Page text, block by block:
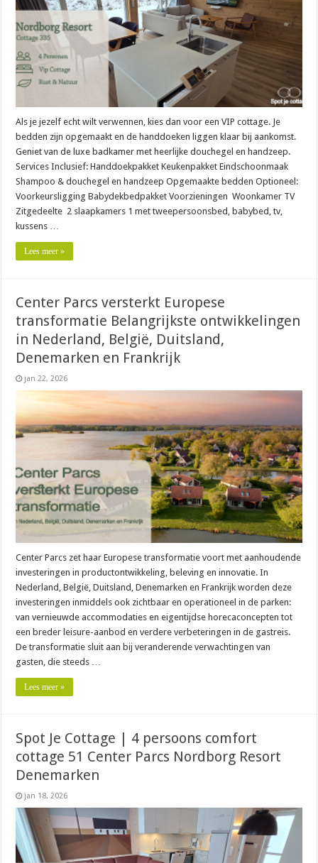
Als je jezelf echt wilt verwennen, kies dan voor een VIP cottage. Je
bedden zijn opgemaakt en de handdoeken liggen klaar bij aankomst.
Geniet van de luxe badkamer met heerlijke douchegel en handzeep.
Services Inclusief: Handdoekpakket Keukenpakket Eindschoonmaak
Shampoo & douchegel en handzeep Opgemaakte bedden Optioneel:
Voorkeursligging Babydekbedpakket Voorzieningen Woonkamer TV
Zitgedeelte 2 slaapkamers 1 met tweepersoonsbed, babybed, tv,
kussens …
Lees meer »
Center Parcs versterkt Europese
transformatie Belangrijkste ontwikkelingen
in Nederland, België, Duitsland,
Denemarken en Frankrijk
jan 22, 2026
Center Parcs zet haar Europese transformatie voort met aanhoudende
investeringen in productontwikkeling, beleving en innovatie. In
Nederland, België, Duitsland, Denemarken en Frankrijk worden deze
investeringen inmiddels ook zichtbaar en operationeel in de parken:
van vernieuwde accommodaties en eigentijdse horecaconcepten tot
een breder leisure-aanbod en verdere verbeteringen in de gastreis.
De transformatie sluit aan bij veranderende verwachtingen van
gasten, die steeds …
Lees meer »
Spot Je Cottage | 4 persoons comfort
cottage 51 Center Parcs Nordborg Resort
Denemarken
jan 18, 2026